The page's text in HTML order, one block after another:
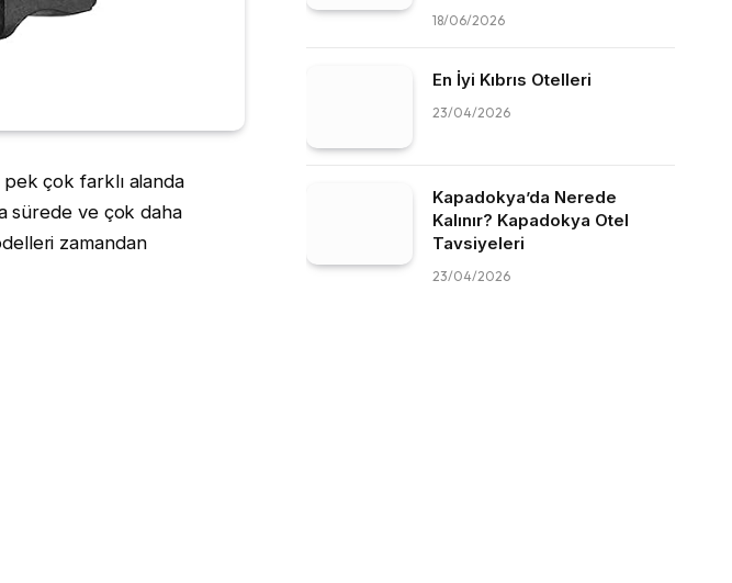
çok farklı alanda
sürede ve çok daha
zamandan
18/06/2026
En İyi Kıbrıs Otelleri
23/04/2026
Kapadokya’da Nerede
Kalınır? Kapadokya Otel
Tavsiyeleri
23/04/2026